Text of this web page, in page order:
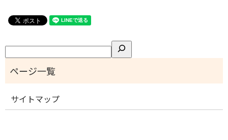
検
索
サイトマップ